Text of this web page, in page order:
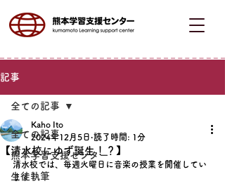
記事
全ての記事
熊本学習支援センター
生徒執筆
全ての記事
【清水校にゆず誕生！？】
Kaho Ito
2024年12月5日 読了時間: 1分
清水校では、毎週火曜日に音楽の授業を開催してい
ます！